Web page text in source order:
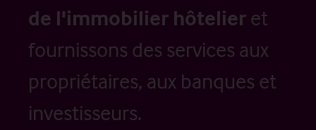
de l'immobilier hôtelier et
fournissons des services aux
propriétaires, aux banques et
investisseurs.